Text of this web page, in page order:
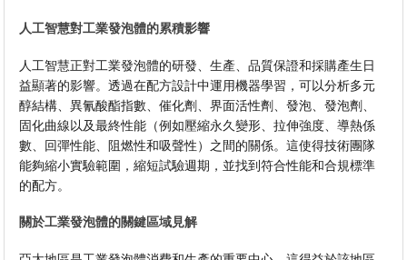
人工智慧對工業發泡體的累積影響
人工智慧正對工業發泡體的研發、生產、品質保證和採購產生日
益顯著的影響。透過在配方設計中運用機器學習，可以分析多元
醇結構、異氰酸酯指數、催化劑、界面活性劑、發泡、發泡劑、
固化曲線以及最終性能（例如壓縮永久變形、拉伸強度、導熱係
數、回彈性能、阻燃性和吸聲性）之間的關係。這使得技術團隊
能夠縮小實驗範圍，縮短試驗週期，並找到符合性能和合規標準
的配方。
關於工業發泡體的關鍵區域見解